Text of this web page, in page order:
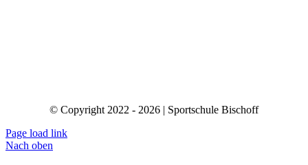
© Copyright 2022 - 2026 | Sportschule Bischoff
Page load link
Nach oben